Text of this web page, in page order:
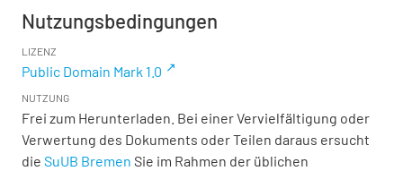
Nutzungsbedingungen
LIZENZ
Public Domain Mark 1.0
NUTZUNG
Frei zum Herunterladen. Bei einer Vervielfältigung oder
Verwertung des Dokuments oder Teilen daraus ersucht
die SuUB Bremen Sie im Rahmen der üblichen